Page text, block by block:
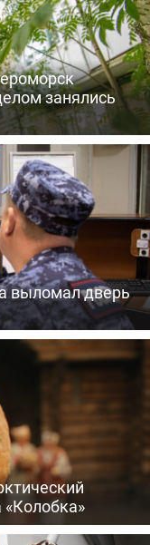
занялись
выломал дверь
«Колобка»